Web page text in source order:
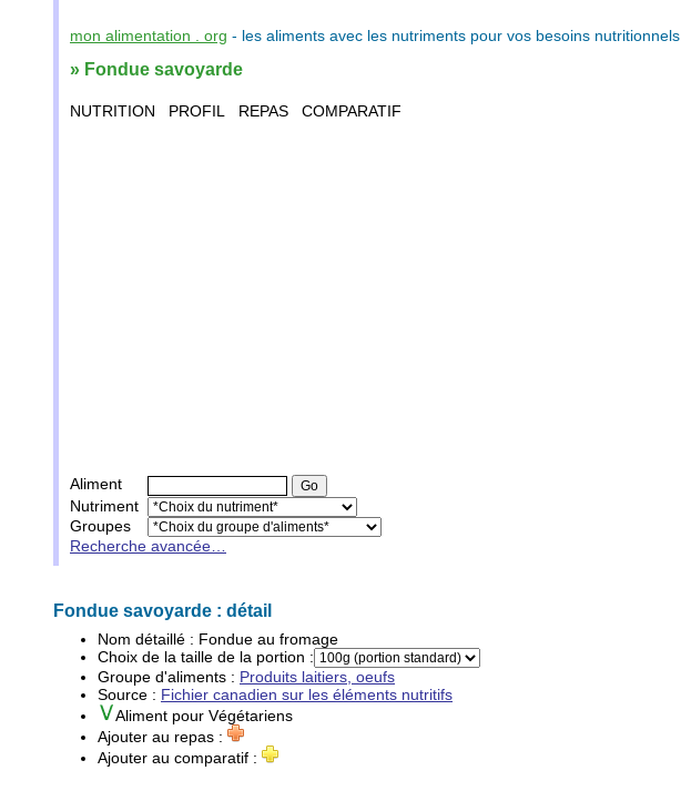
mon alimentation . org - les aliments avec les nutriments pour vos besoins nutritionnels
» Fondue savoyarde
NUTRITION PROFIL REPAS COMPARATIF
Aliment
Nutriment
Groupes
Recherche avancée…
Fondue savoyarde : détail
Nom détaillé : Fondue au fromage
Choix de la taille de la portion :
Groupe d'aliments : Produits laitiers, oeufs
Source : Fichier canadien sur les éléments nutritifs
Aliment pour Végétariens
Ajouter au repas :
Ajouter au comparatif :